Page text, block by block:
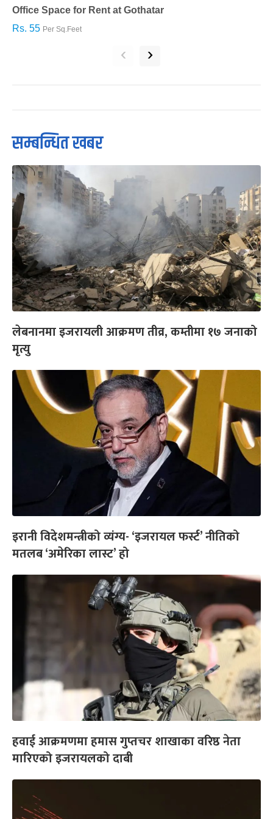
Office Space for Rent at Gothatar
Rs. 55 Per Sq.Feet
‹ ›
सम्बन्धित खबर
लेबनानमा इजरायली आक्रमण तीव्र, कम्तीमा १७ जनाको
मृत्यु
इरानी विदेशमन्त्रीको व्यंग्य- ‘इजरायल फर्स्ट’ नीतिको
मतलब ‘अमेरिका लास्ट’ हो
हवाई आक्रमणमा हमास गुप्तचर शाखाका वरिष्ठ नेता
मारिएको इजरायलको दाबी